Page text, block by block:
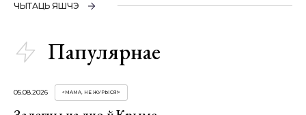
ЧЫТАЦЬ ЯШЧЭ
Папулярнае
05.08.2026 «МАМА, НЕ ЖУРЫСЯ!»